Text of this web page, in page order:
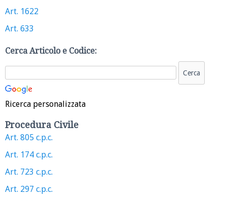
Art. 1622
Art. 633
Cerca Articolo e Codice:
Ricerca personalizzata
Procedura Civile
Art. 805 c.p.c.
Art. 174 c.p.c.
Art. 723 c.p.c.
Art. 297 c.p.c.